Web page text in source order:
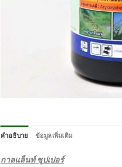
คำอธิบาย ข้อมูลเพิ่มเติม
กาลแล็นท์ ซุปเปอร์